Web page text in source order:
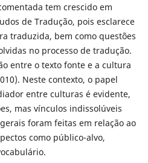
tem crescido em
de Tradução, pois esclarece
traduzida, bem como questões
no processo de tradução.
entre o texto fonte e a cultura
Neste contexto, o papel
entre culturas é evidente,
mas vínculos indissolúveis
foram feitas em relação ao
como público-alvo,